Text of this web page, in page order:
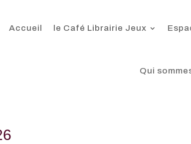
Accueil le Café Librairie Jeux
Qui